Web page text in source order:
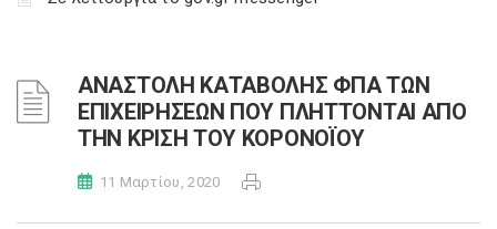
ΑΝΑΣΤΟΛΗ ΚΑΤΑΒΟΛΗΣ ΦΠΑ ΤΩΝ
ΕΠΙΧΕΙΡΗΣΕΩΝ ΠΟΥ ΠΛΗΤΤΟΝΤΑΙ ΑΠΟ
ΤΗΝ ΚΡΙΣΗ ΤΟΥ ΚΟΡΟΝΟΪΟΥ
11 Μαρτίου, 2020